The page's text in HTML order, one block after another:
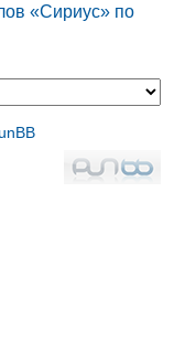
«Сириус» по